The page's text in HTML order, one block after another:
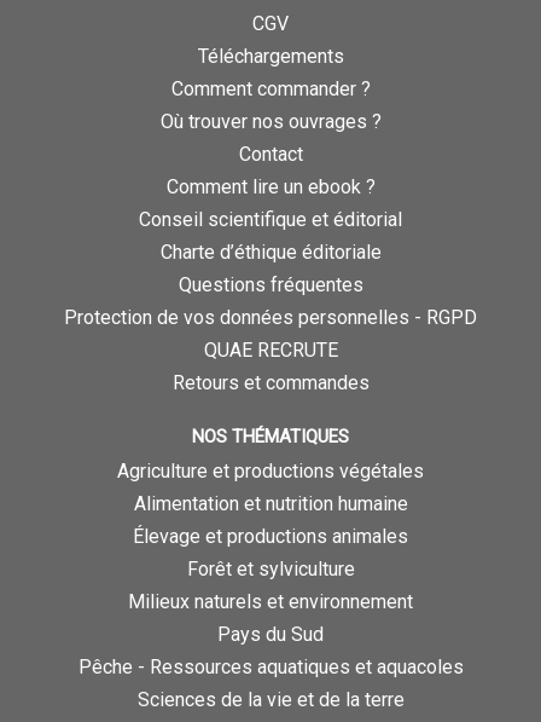
CGV
Téléchargements
Comment commander ?
Où trouver nos ouvrages ?
Contact
Comment lire un ebook ?
Conseil scientifique et éditorial
Charte d’éthique éditoriale
Questions fréquentes
Protection de vos données personnelles - RGPD
QUAE RECRUTE
Retours et commandes
NOS THÉMATIQUES
Agriculture et productions végétales
Alimentation et nutrition humaine
Élevage et productions animales
Forêt et sylviculture
Milieux naturels et environnement
Pays du Sud
Pêche - Ressources aquatiques et aquacoles
Sciences de la vie et de la terre